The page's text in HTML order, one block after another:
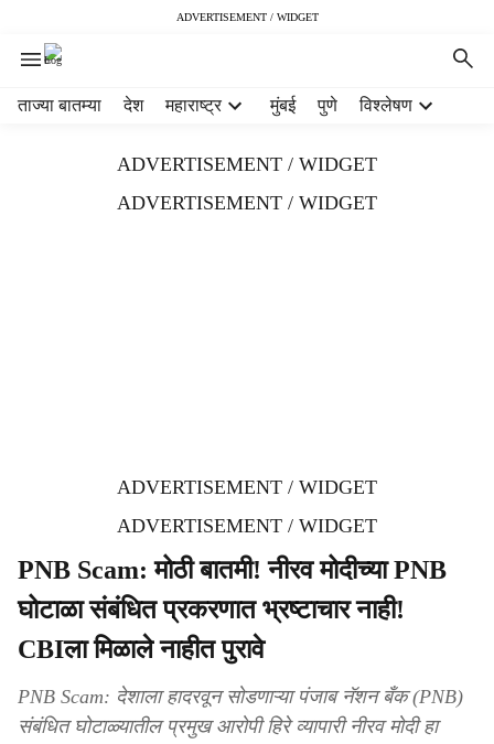
ADVERTISEMENT / WIDGET
ताज्या बातम्या देश महाराष्ट्र मुंबई पुणे विश्लेषण
ADVERTISEMENT / WIDGET
ADVERTISEMENT / WIDGET
ADVERTISEMENT / WIDGET
ADVERTISEMENT / WIDGET
PNB Scam: मोठी बातमी! नीरव मोदीच्या PNB
घोटाळा संबंधित प्रकरणात भ्रष्टाचार नाही!
CBIला मिळाले नाहीत पुरावे
PNB Scam: देशाला हादरवून सोडणाऱ्या पंजाब नॅशन बँक (PNB)
संबंधित घोटाळ्यातील प्रमुख आरोपी हिरे व्यापारी नीरव मोदी हा